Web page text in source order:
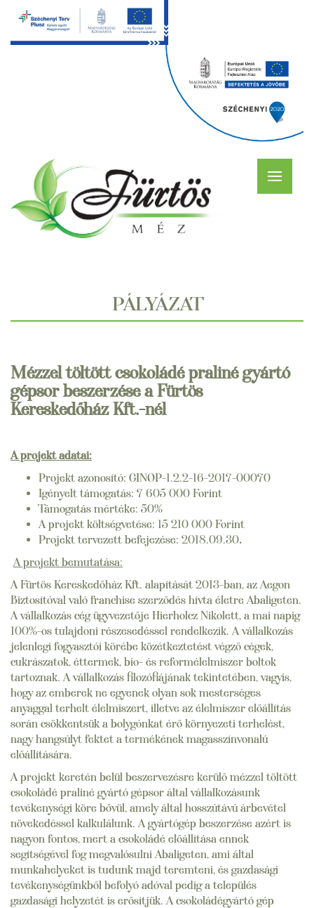
PÁLYÁZAT
Mézzel töltött csokoládé praliné gyártó
gépsor beszerzése a Fürtös
Kereskedőház Kft.-nél
A projekt adatai:
Projekt azonosító: GINOP-1.2.2-16-2017-00070
Igényelt támogatás: 7 605 000 Forint
Támogatás mértéke: 50%
A projekt költségvetése: 15 210 000 Forint
Projekt tervezett befejezése: 2018.09.30.
A projekt bemutatása:
A Fürtös Kereskedőház Kft. alapítását 2013-ban, az Aegon
Biztosítóval való franchise szerződés hívta életre Abaligeten.
A vállalkozás cég ügyvezetője Hierholcz Nikolett, a mai napig
100%-os tulajdoni részesedéssel rendelkezik. A vállalkozás
jelenlegi fogyasztói körébe közétkeztetést végző cégek,
cukrászatok, éttermek, bio- és reformélelmiszer boltok
tartoznak. A vállalkozás filozófiájának tekintetében, vagyis,
hogy az emberek ne egyenek olyan sok mesterséges
anyaggal terhelt élelmiszert, illetve az élelmiszer előállítás
során csökkentsük a bolygónkat érő környezeti terhelést,
nagy hangsúlyt fektet a termékének magasszínvonalú
előállítására.
A projekt keretén belül beszervezésre kerülő mézzel töltött
csokoládé praliné gyártó gépsor által vállalkozásunk
tevékenységi köre bővül, amely által hosszútávú árbevétel
növekedéssel kalkulálunk. A gyártógép beszerzése azért is
nagyon fontos, mert a csokoládé előállítása ennek
segítségével fog megvalósulni Abaligeten, ami által
munkahelyeket is tudunk majd teremteni, és gazdasági
tevékenységünkből befolyó adóval pedig a település
gazdasági helyzetét is erősítjük. A csokoládégyártó gép